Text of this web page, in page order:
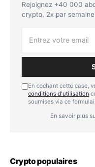
Rejoignez +40 000
crypto, 2x par
En cochant cette case,
conditions d'utilisation
soumises via ce
En savoir plus
Crypto populaires